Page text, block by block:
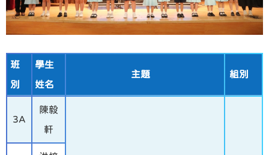
班
別
學生
姓名
主題 組別
3A
陳毅
軒